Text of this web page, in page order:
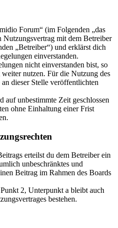
Forum“ (im Folgenden „das
Nutzungsvertrag mit dem Betreiber
„Betreiber“) und erklärst dich
einverstanden.
nicht einverstanden bist, so
nutzen. Für die Nutzung des
dieser Stelle veröffentlichten
auf unbestimmte Zeit geschlossen
ohne Einhaltung einer Frist
erteilst du dem Betreiber ein
unbeschränktes und
Beitrag im Rahmen des Boards
2, Unterpunkt a bleibt auch
bestehen.